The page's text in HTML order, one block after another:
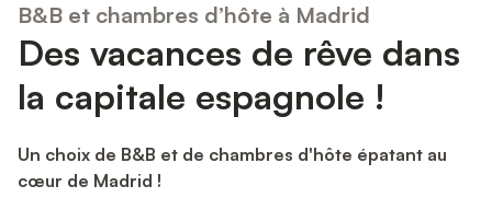
B&B et chambres d’hôte à Madrid
Des vacances de rêve dans
la capitale espagnole !
Un choix de B&B et de chambres d'hôte épatant au
cœur de Madrid !